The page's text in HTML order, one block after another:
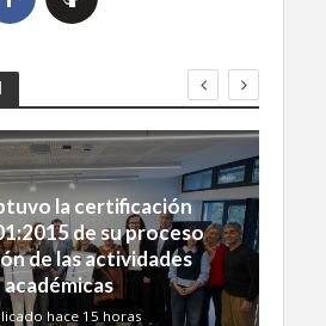
la certificación
de su proceso
de las actividades
académicas
hace 15 horas